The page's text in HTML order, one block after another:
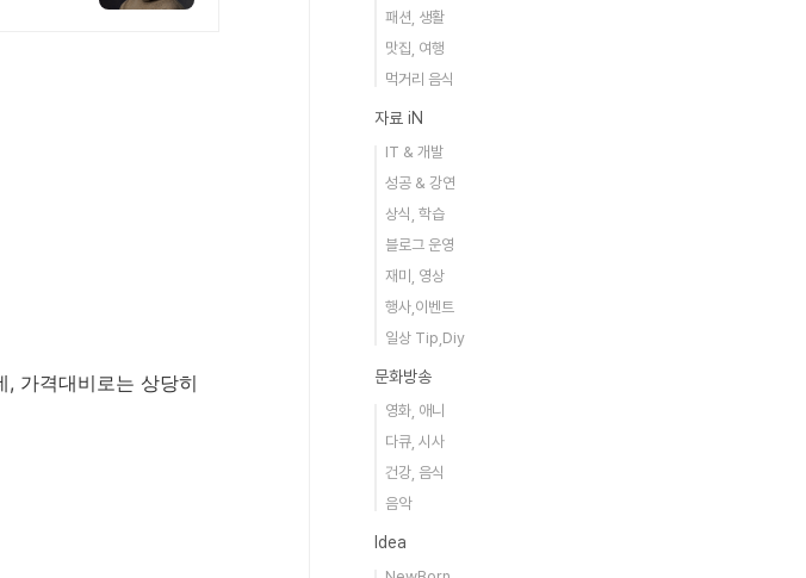
가격대비로는 상당히
패션, 생활
맛집, 여행
먹거리 음식
자료 iN
IT & 개발
성공 & 강연
상식, 학습
블로그 운영
재미, 영상
행사,이벤트
일상 Tip,Diy
문화방송
영화, 애니
다큐, 시사
건강, 음식
음악
Idea